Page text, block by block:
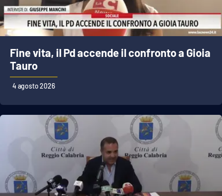
EDIZIONI
LOCALI
Catanzaro
Crotone
Reggio Calabria
Cosenza
Lamezia Terme
Fine vita, il Pd accende il confronto a Gioia
Tauro
4 agosto 2026